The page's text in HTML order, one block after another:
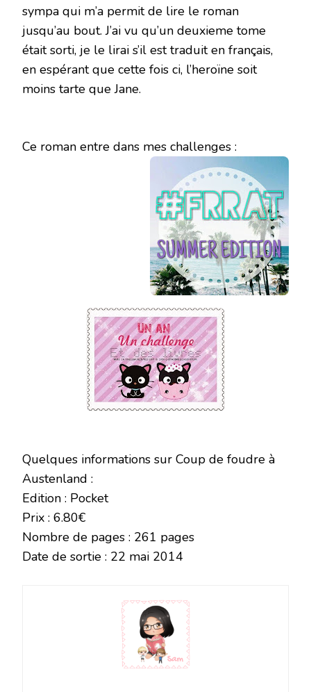
sympa qui m’a permit de lire le roman
jusqu’au bout. J’ai vu qu’un deuxieme tome
était sorti, je le lirai s’il est traduit en français,
en espérant que cette fois ci, l’heroïne soit
moins tarte que Jane.
Ce roman entre dans mes challenges :
Quelques informations sur Coup de foudre à
Austenland :
Edition : Pocket
Prix : 6.80€
Nombre de pages : 261 pages
Date de sortie : 22 mai 2014